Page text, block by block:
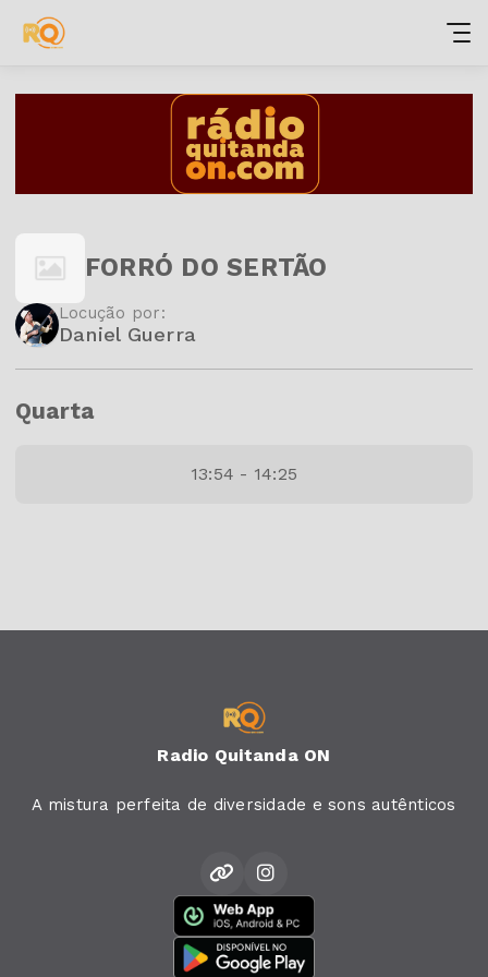
FORRÓ DO SERTÃO
Locução por:
Daniel Guerra
Quarta
13:54 - 14:25
Radio Quitanda ON
A mistura perfeita de diversidade e sons autênticos